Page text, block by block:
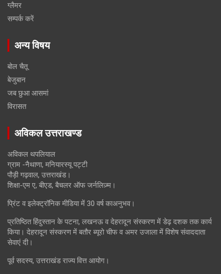
ग्लैमर
सम्पर्क करें
अन्य विषय
बोल चैतू
बेजुबान
जब छुआ आसमां
विरासत
अविकल उत्तराखण्ड
अविकल थपलियाल
ग्राम -नैथाणा, मनियारस्यू पट्टी
पौड़ी गढ़वाल, उत्तराखंड।
शिक्षा-एम ए, बीएड, बैचलर ऑफ जर्नलिज़्म।
प्रिंट व इलेक्ट्रॉनिक मीडिया में 30 वर्ष काअनुभव।
प्रतिष्ठित हिंदुस्तान के पटना, लखनऊ व देहरादून संस्करण में डेढ़ दशक तक कार्य
किया। देहरादून संस्करण में बतौर ब्यूरो चीफ व अमर उजाला में विशेष संवाददाता
सेवाएं दी।
पूर्व सदस्य, उत्तराखंड राज्य वित्त आयोग।